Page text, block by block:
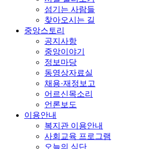
섬기는 사람들
찾아오시는 길
중앙스토리
공지사항
중앙이야기
정보마당
동영상자료실
채용·재정보고
어르신목소리
언론보도
이용안내
복지관 이용안내
사회교육 프로그램
오늘의 식단